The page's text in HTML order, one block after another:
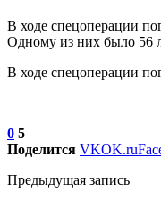
В ходе спецоперации
Одному из них было 56
В ходе спецоперации
0 5
Поделится VKOK.ru
Предыдущая запись